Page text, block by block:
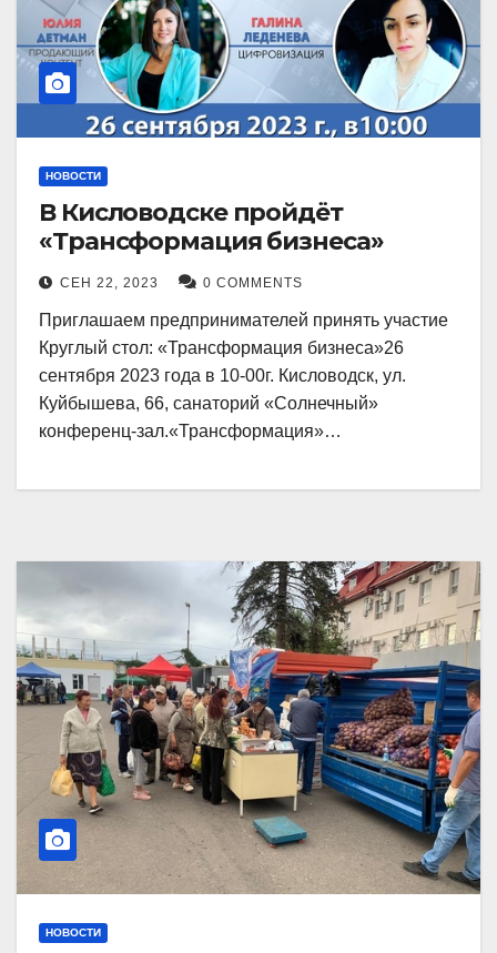
НОВОСТИ
В Кисловодске пройдёт
«Трансформация бизнеса»
СЕН 22, 2023 0 COMMENTS
Приглашаем предпринимателей принять участие
Круглый стол: «Трансформация бизнеса»26
сентября 2023 года в 10-00г. Кисловодск, ул.
Куйбышева, 66, санаторий «Солнечный»
конференц-зал.«Трансформация»…
НОВОСТИ